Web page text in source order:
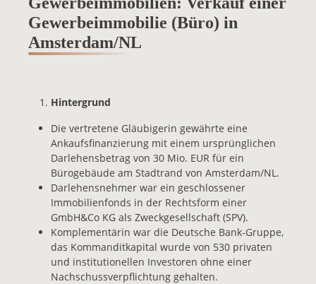
Gewerbeimmobilie (Büro) in
Amsterdam/NL
Hintergrund
Die vertretene Gläubigerin gewährte eine
Ankaufsfinanzierung mit einem ursprünglichen
Darlehensbetrag von 30 Mio. EUR für ein
Bürogebäude am Stadtrand von Amsterdam/NL.
Darlehensnehmer war ein geschlossener
Immobilienfonds in der Rechtsform einer
GmbH&Co KG als Zweckgesellschaft (SPV).
Komplementärin war die Deutsche Bank-Gruppe,
das Kommanditkapital wurde von 530 privaten
und institutionellen Investoren ohne einer
Nachschussverpflichtung gehalten.